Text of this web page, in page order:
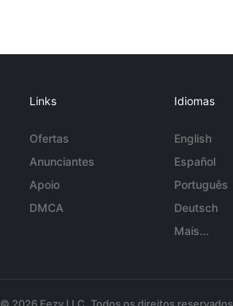
Links
Ofertas
Anunciantes
Apoio
DMCA
Idiomas
English
Español
Português
Deutsch
Mais...
© 2026 Eezy LLC. Todos os direitos reservados